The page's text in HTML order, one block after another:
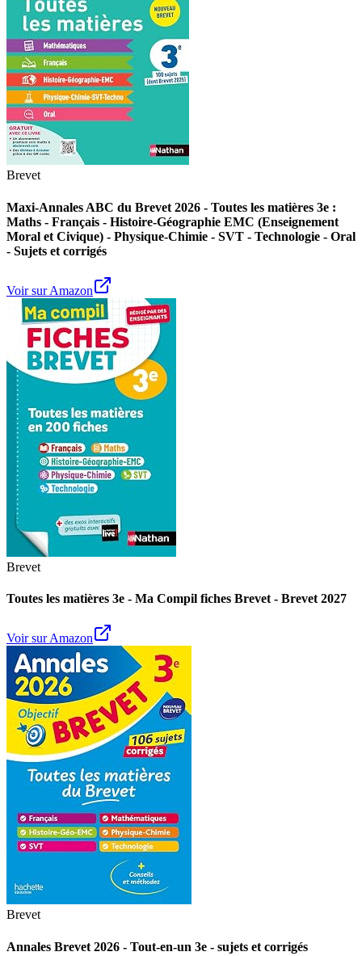
Brevet
Maxi-Annales ABC du Brevet 2026 - Toutes les matières 3e :
Maths - Français - Histoire-Géographie EMC (Enseignement
Moral et Civique) - Physique-Chimie - SVT - Technologie - Oral
- Sujets et corrigés
Voir sur Amazon
Brevet
Toutes les matières 3e - Ma Compil fiches Brevet - Brevet 2027
Voir sur Amazon
Brevet
Annales Brevet 2026 - Tout-en-un 3e - sujets et corrigés